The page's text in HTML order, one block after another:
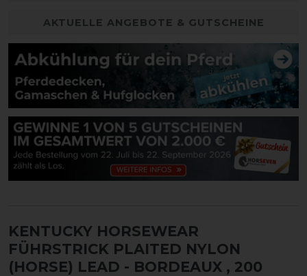
AKTUELLE ANGEBOTE & GUTSCHEINE
KENTUCKY HORSEWEAR
FÜHRSTRICK PLAITED NYLON
(HORSE) LEAD - BORDEAUX , 200